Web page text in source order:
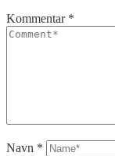
Kommentar *
Navn *